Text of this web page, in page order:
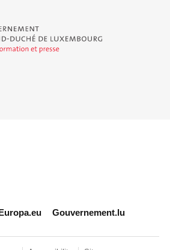
Duché de Luxembourg - Service
data.public.lu
Gouvernement.lu